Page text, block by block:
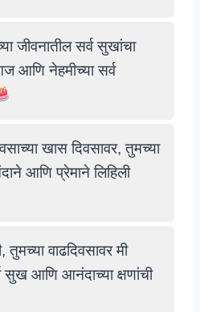
जीवनातील सर्व सुखांचा
आणि नेहमीच्या सर्व
खास दिवसावर, तुमच्या
आणि प्रेमाने लिहिली
तुमच्या वाढदिवसावर मी
सुख आणि आनंदाच्या क्षणांची